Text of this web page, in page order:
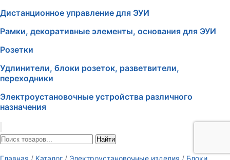
Дистанционное управление для ЭУИ
Рамки, декоративные элементы, основания для ЭУИ
Розетки
Удлинители, блоки розеток, разветвители,
переходники
Электроустановочные устройства различного
назначения
Найти
Главная / Каталог / Электроустановочные изделия / Блоки